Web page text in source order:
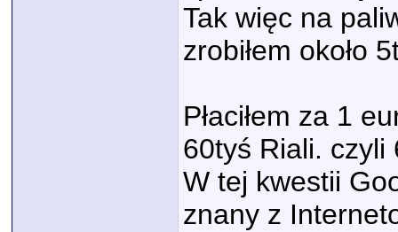
Tak więc na
zrobiłem około
Płaciłem za 1
60tyś Riali. czyli
W tej kwestii
znany z